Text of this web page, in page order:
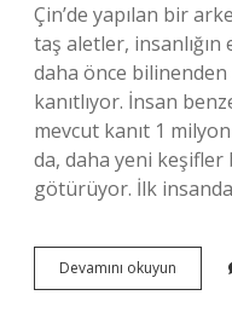
Çin’de yapılan bir
taş aletler, insanlığın
daha önce
kanıtlıyor. İnsan
mevcut kanıt 1
da, daha yeni keşifler
götürüyor. İlk
Devamını okuyun
Yıl